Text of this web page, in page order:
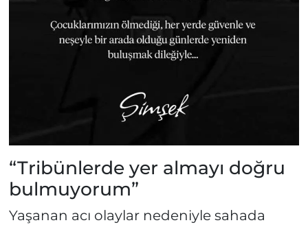
“Tribünlerde yer almayı doğru
bulmuyorum”
Yaşanan acı olaylar nedeniyle sahada